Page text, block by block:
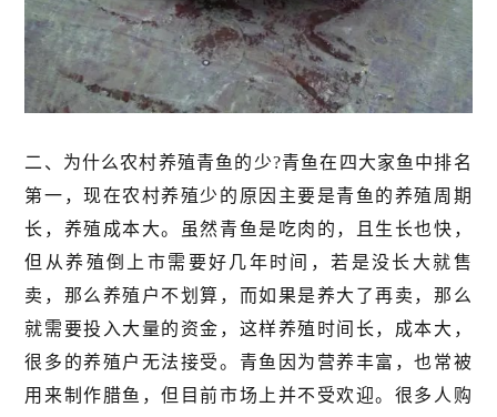
二、为什么农村养殖青鱼的少?青鱼在四大家鱼中排名
第一，现在农村养殖少的原因主要是青鱼的养殖周期
长，养殖成本大。虽然青鱼是吃肉的，且生长也快，
但从养殖倒上市需要好几年时间，若是没长大就售
卖，那么养殖户不划算，而如果是养大了再卖，那么
就需要投入大量的资金，这样养殖时间长，成本大，
很多的养殖户无法接受。青鱼因为营养丰富，也常被
用来制作腊鱼，但目前市场上并不受欢迎。很多人购